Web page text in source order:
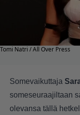
Tomi Natri / All Over Press
Somevaikuttaja
someseuraajiltaan
olevansa tällä